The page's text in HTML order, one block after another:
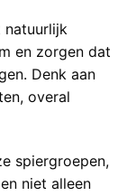
natuurlijk
en zorgen dat
Denk aan
overal
spiergroepen,
niet alleen